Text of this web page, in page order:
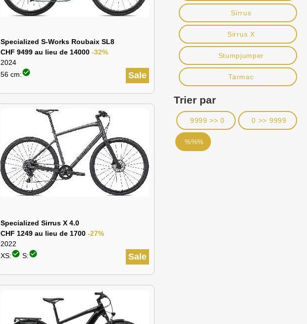
Specialized S-Works Roubaix SL8
CHF 9499 au lieu de 14000 -32%
2024
Sale
56 cm:check_circle
Specialized Sirrus X 4.0
CHF 1249 au lieu de 1700 -27%
2022
Sale
XS:check_circle S:check_circle
Sirrus
Sirrus X
Stumpjumper
Tarmac
Trier par
9999 >> 0 0 >> 9999
%%%